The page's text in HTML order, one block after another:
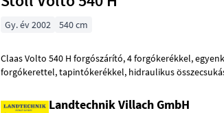
Gy. év 2002 540 cm
Claas Volto 540 H forgószárító, 4 forgókerékkel, egyenként 6 karos,
forgókerettel, tapintókerékkel, hidraulikus összecsukással, védőkeret
Landtechnik Villach GmbH